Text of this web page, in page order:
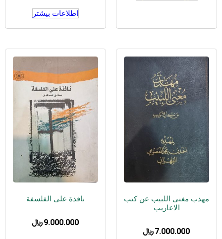
اطلاعات بیشتر
مهذب مغنی اللبیب عن کتب
الاعاریب
7.000.000 ﷼
نافذة علی الفلسفة
9.000.000 ﷼